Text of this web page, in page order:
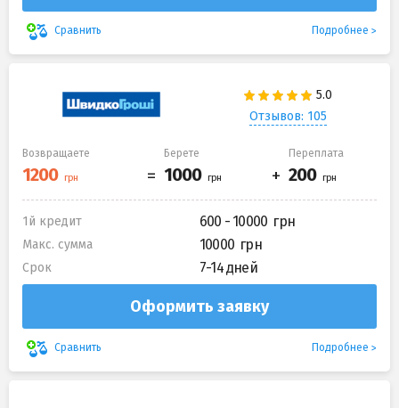
Сравнить Подробнее
Отзывов: 105
Возвращаете Берете Переплата
1й кредит 600 - 10000
Макс. сумма 10000
Срок 7-14 дней
Оформить заявку
Сравнить Подробнее